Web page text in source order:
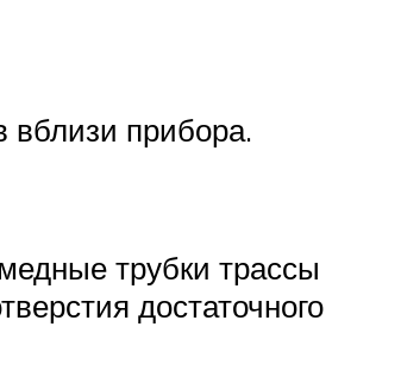
вблизи прибора.
трубки трассы
достаточного